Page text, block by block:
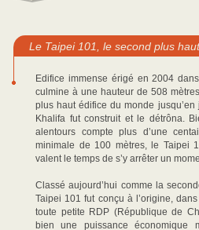
Le Taipei 101, le second plus
Edifice immense érigé en 2004
culmine à une hauteur de 508
plus haut édifice du monde
Khalifa fut construit et le détrôna.
alentours compte plus d’une
minimale de 100 mètres, le Taipei
valent le temps de s’y arrêter un
Classé aujourd’hui comme la
Taipei 101 fut conçu à l’origine,
toute petite RDP (République de
bien une puissance économique